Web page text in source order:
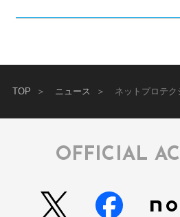
TOP ニュース ネットプロテ
OFFICIAL